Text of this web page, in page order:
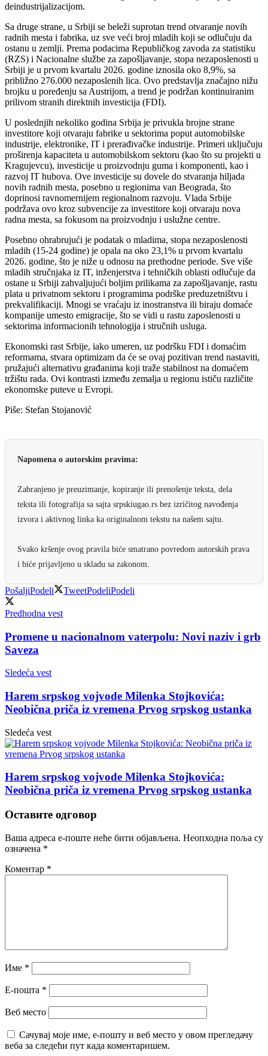
deindustrijalizacijom.
Sa druge strane, u Srbiji se beleži suprotan trend otvaranje novih
radnih mesta i fabrika, uz sve veći broj mladih koji se odlučuju da
ostanu u zemlji. Prema podacima Republičkog zavoda za statistiku
(RZS) i Nacionalne službe za zapošljavanje, stopa nezaposlenosti u
Srbiji je u prvom kvartalu 2026. godine iznosila oko 8,9%, sa
približno 276.000 nezaposlenih lica. Ovo predstavlja značajno nižu
brojku u poređenju sa Austrijom, a trend je podržan kontinuiranim
prilivom stranih direktnih investicija (FDI).
U poslednjih nekoliko godina Srbija je privukla brojne strane
investitore koji otvaraju fabrike u sektorima poput automobilske
industrije, elektronike, IT i prerađivačke industrije. Primeri uključuju
proširenja kapaciteta u automobilskom sektoru (kao što su projekti u
Kragujevcu), investicije u proizvodnju guma i komponenti, kao i
razvoj IT hubova. Ove investicije su dovele do stvaranja hiljada
novih radnih mesta, posebno u regionima van Beograda, što
doprinosi ravnomernijem regionalnom razvoju. Vlada Srbije
podržava ovo kroz subvencije za investitore koji otvaraju nova
radna mesta, sa fokusom na proizvodnju i uslužne centre.
Posebno ohrabrujući je podatak o mladima, stopa nezaposlenosti
mladih (15-24 godine) je opala na oko 23,1% u prvom kvartalu
2026. godine, što je niže u odnosu na prethodne periode. Sve više
mladih stručnjaka iz IT, inženjerstva i tehničkih oblasti odlučuje da
ostane u Srbiji zahvaljujući boljim prilikama za zapošljavanje, rastu
plata u privatnom sektoru i programima podrške preduzetništvu i
prekvalifikaciji. Mnogi se vraćaju iz inostranstva ili biraju domaće
kompanije umesto emigracije, što se vidi u rastu zaposlenosti u
sektorima informacionih tehnologija i stručnih usluga.
Ekonomski rast Srbije, iako umeren, uz podršku FDI i domaćim
reformama, stvara optimizam da će se ovaj pozitivan trend nastaviti,
pružajući alternativu građanima koji traže stabilnost na domaćem
tržištu rada. Ovi kontrasti između zemalja u regionu ističu različite
ekonomske puteve u Evropi.
Piše: Stefan Stojanović
Napomena o autorskim pravima:
Zabranjeno je preuzimanje, kopiranje ili prenošenje teksta, dela
teksta ili fotografija sa sajta srpskiugao.rs bez izričitog navođenja
izvora i aktivnog linka ka originalnom tekstu na našem sajtu.
Svako kršenje ovog pravila biće smatrano povredom autorskih prava
i biće prijavljeno u skladu sa zakonom.
PošaljiPodeli TweetPodeliPodeli
Predhodna vest
Promene u nacionalnom vaterpolu: Novi naziv i grb
Saveza
Sledeća vest
Harem srpskog vojvode Milenka Stojkovića:
Neobična priča iz vremena Prvog srpskog ustanka
Sledeća vest
Harem srpskog vojvode Milenka Stojkovića:
Neobična priča iz vremena Prvog srpskog ustanka
Оставите одговор
Ваша адреса е-поште неће бити објављена. Неопходна поља су
означена *
Коментар *
Име *
Е-пошта *
Веб место
Сачувај моје име, е-пошту и веб место у овом прегледачу
веба за следећи пут када коментаришем.